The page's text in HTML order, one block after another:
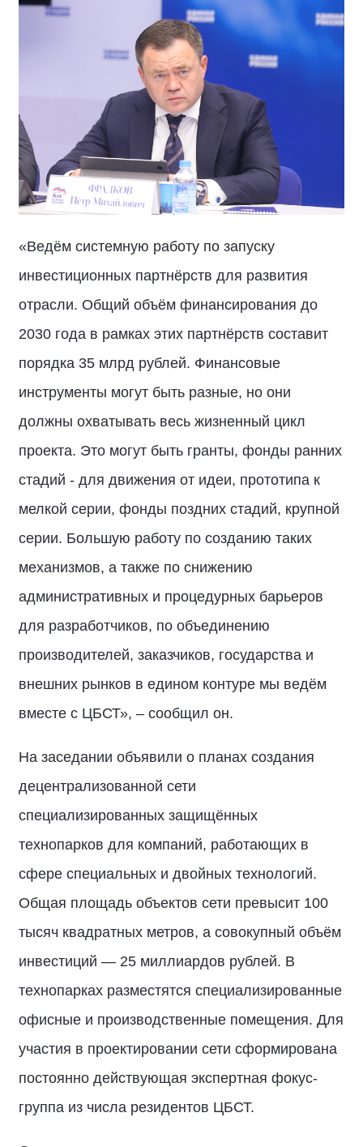
«Ведём системную работу по запуску
инвестиционных партнёрств для развития
отрасли. Общий объём финансирования до
2030 года в рамках этих партнёрств составит
порядка 35 млрд рублей. Финансовые
инструменты могут быть разные, но они
должны охватывать весь жизненный цикл
проекта. Это могут быть гранты, фонды ранних
стадий - для движения от идеи, прототипа к
мелкой серии, фонды поздних стадий, крупной
серии. Большую работу по созданию таких
механизмов, а также по снижению
административных и процедурных барьеров
для разработчиков, по объединению
производителей, заказчиков, государства и
внешних рынков в едином контуре мы ведём
вместе с ЦБСТ», – сообщил он.
На заседании объявили о планах создания
децентрализованной сети
специализированных защищённых
технопарков для компаний, работающих в
сфере специальных и двойных технологий.
Общая площадь объектов сети превысит 100
тысяч квадратных метров, а совокупный объём
инвестиций — 25 миллиардов рублей. В
технопарках разместятся специализированные
офисные и производственные помещения. Для
участия в проектировании сети сформирована
постоянно действующая экспертная фокус-
группа из числа резидентов ЦБСТ.